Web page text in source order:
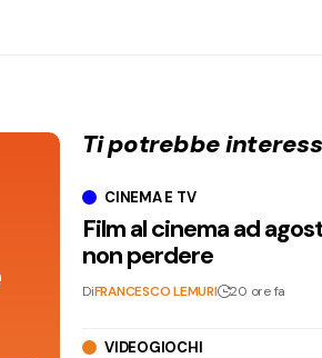
Ti potrebbe
CINEMA E TV
Film al cinema ad
non perdere
DiFRANCESCO LEMURI 20 ore fa
VIDEOGIOCHI